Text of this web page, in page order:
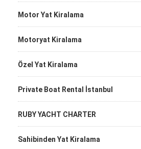
Motor Yat Kiralama
Motoryat Kiralama
Özel Yat Kiralama
Private Boat Rental İstanbul
RUBY YACHT CHARTER
Sahibinden Yat Kiralama